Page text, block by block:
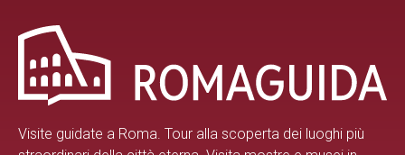
Visite guidate a Roma. Tour alla scoperta dei luoghi più